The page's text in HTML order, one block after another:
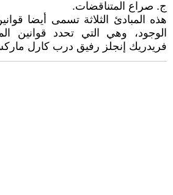
ج. صراع المتناقضات.
هذه المبادئ الثلاثة تسمى أيضا
الوجود، وهي التي تحدد قوانين
فريدريك إنجلز رفيق درب كارل